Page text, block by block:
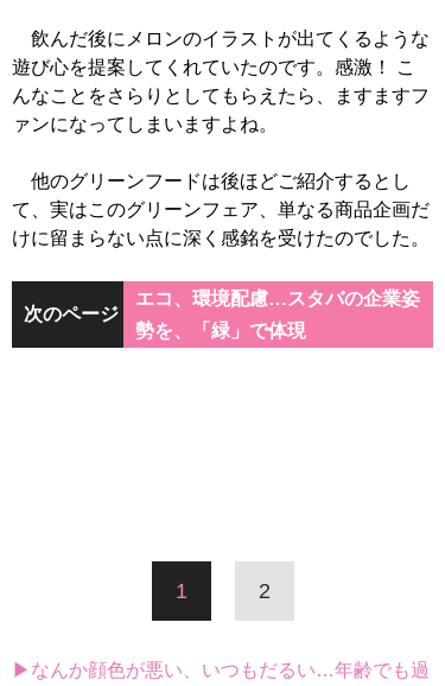
飲んだ後にメロンのイラストが出てくるような
遊び心を提案してくれていたのです。感激！ こ
んなことをさらりとしてもらえたら、ますますフ
ァンになってしまいますよね。
他のグリーンフードは後ほどご紹介するとし
て、実はこのグリーンフェア、単なる商品企画だ
けに留まらない点に深く感銘を受けたのでした。
次のページ
エコ、環境配慮…スタバの企業姿
勢を、「緑」で体現
1 2
▶なんか顔色が悪い、いつもだるい…年齢でも過